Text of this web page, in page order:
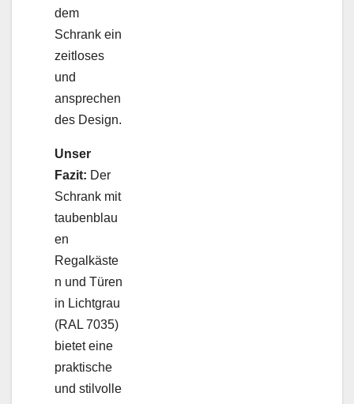
dem
Schrank ein
zeitloses
und
ansprechen
des Design.
Unser
Fazit: Der
Schrank mit
taubenblau
en
Regalkäste
n und Türen
in Lichtgrau
(RAL 7035)
bietet eine
praktische
und stilvolle